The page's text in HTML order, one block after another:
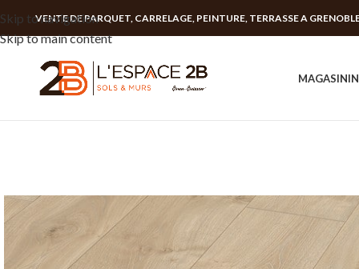
Skip to navigation
Skip to main content
VENTE DE PARQUET, CARRELAGE, PEINTURE, TERRASSE A
MAGASIN